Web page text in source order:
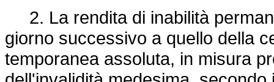
2. La rendita di inabilità
giorno successivo a quello della
temporanea assoluta, in misura